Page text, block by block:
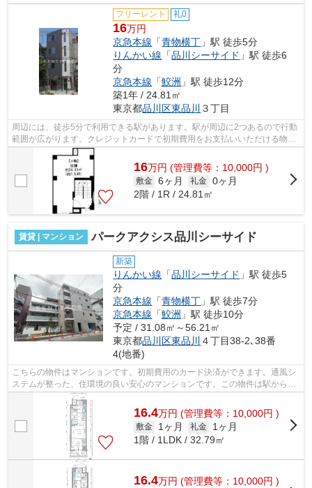
フリーレント 礼0
16万円
京急本線 「青物横丁 」駅 徒歩5分
りんかい線 「品川シーサイド 」駅 徒歩6
分
京急本線 「鮫洲 」駅 徒歩12分
築1年 / 24.81㎡
東京都品川区東品川 ３丁目
周辺には、徒歩5分で利用できる駅があります。駅が周辺に2つあるので行動
範囲が広がります。クレジットカードで初期費用をお支払いいただける物件
です。
16万円 (管理費等：10,000円 )
敷金 6ヶ月 礼金 0ヶ月
2階 / 1R / 24.81㎡
賃貸 | マンション パークアクシス品川シーサイド
新築
りんかい線 「品川シーサイド 」駅 徒歩5
分
京急本線 「青物横丁 」駅 徒歩7分
京急本線 「鮫洲 」駅 徒歩10分
予定 / 31.08㎡～56.21㎡
東京都品川区東品川 ４丁目38-2､38番
4(地番)
こちらの物件はマンションです。初期費用のカード決済ができます。通風シ
ステムが整った、住環境の良い安心のマンションです。この物件は駅から徒
歩5分のマンションです。2駅利用でき...
16.4万円 (管理費等：10,000円 )
敷金 1ヶ月 礼金
1ヶ月
1階 / 1LDK / 32.79㎡
16.4万円 (管理費等：10,000円 )